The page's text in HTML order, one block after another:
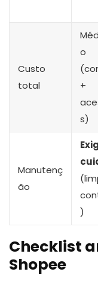
Custo
total
o
+
s)
Manutenç
ão
)
Checklist
Shopee